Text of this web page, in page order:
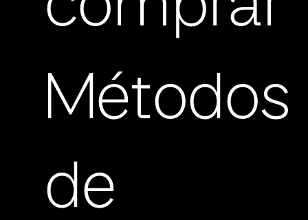
Métodos
de